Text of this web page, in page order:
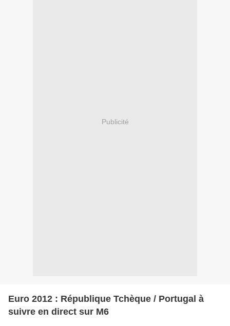
Publicité
Euro 2012 : République Tchèque / Portugal à
suivre en direct sur M6